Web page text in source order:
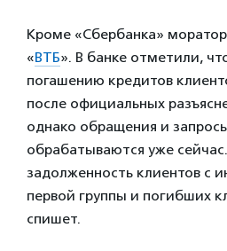
Кроме «Сбербанка»
«ВТБ». В банке отметили,
погашению кредитов
после официальных
однако обращения и
обрабатываются уже
задолженность клиентов с
первой группы и погибших
спишет.